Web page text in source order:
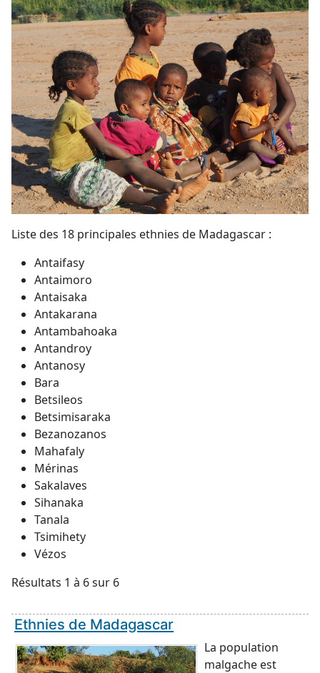
Liste des 18 principales ethnies de Madagascar :
Antaifasy
Antaimoro
Antaisaka
Antakarana
Antambahoaka
Antandroy
Antanosy
Bara
Betsileos
Betsimisaraka
Bezanozanos
Mahafaly
Mérinas
Sakalaves
Sihanaka
Tanala
Tsimihety
Vézos
Résultats 1 à 6 sur 6
Ethnies de Madagascar
La population
malgache est